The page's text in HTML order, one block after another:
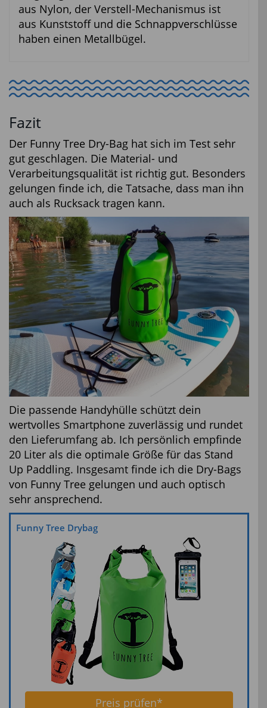
aus Nylon, der Verstell-Mechanismus ist
aus Kunststoff und die Schnappverschlüsse
haben einen Metallbügel.
Fazit
Der Funny Tree Dry-Bag hat sich im Test sehr
gut geschlagen. Die Material- und
Verarbeitungsqualität ist richtig gut. Besonders
gelungen finde ich, die Tatsache, dass man ihn
auch als Rucksack tragen kann.
Die passende Handyhülle schützt dein
wertvolles Smartphone zuverlässig und rundet
den Lieferumfang ab. Ich persönlich empfinde
20 Liter als die optimale Größe für das Stand
Up Paddling. Insgesamt finde ich die Dry-Bags
von Funny Tree gelungen und auch optisch
sehr ansprechend.
Funny Tree Drybag
Preis prüfen*